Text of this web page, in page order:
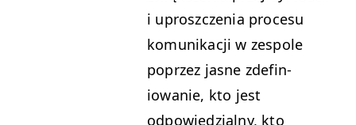
i uproszczenia pro­ce­su
komu­nikacji w zes­pole
poprzez jasne zdefin­
iowanie, kto jest
odpowiedzial­ny, kto